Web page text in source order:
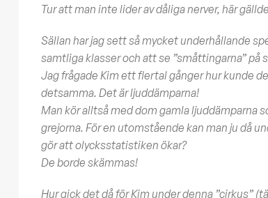
Tur att man inte lider av dåliga nerver, här
Sällan har jag sett så mycket underhållande
samtliga klasser och att se ”småttingarna” på
Jag frågade Kim ett flertal gånger hur kunde
detsamma. Det är ljuddämparna!
Man kör alltså med dom gamla ljuddämparna
grejorna. För en utomstående kan man ju då
gör att olycksstatistiken ökar?
De borde skämmas!
Hur gick det då för Kim under denna ”cirkus”